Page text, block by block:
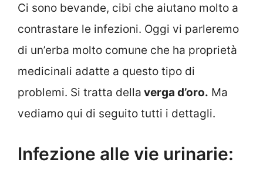
Ci sono bevande, cibi che aiutano molto a
contrastare le infezioni. Oggi vi parleremo
di un’erba molto comune che ha proprietà
medicinali adatte a questo tipo di
problemi. Si tratta della verga d’oro. Ma
vediamo qui di seguito tutti i dettagli.
Infezione alle vie urinarie: